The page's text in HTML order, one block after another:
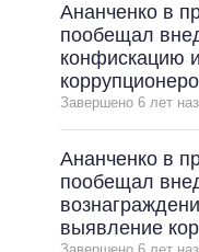
Ананченко в
пообещал
конфискацию
Завершено 6 лет
Ананченко в
пообещал
выявление